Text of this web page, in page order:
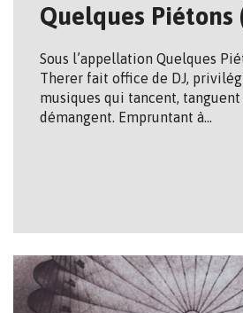
Quelques Piétons
Sous l’appellation Quelques
Therer fait office de DJ,
musiques qui tancent, tanguent
démangent. Empruntant à…